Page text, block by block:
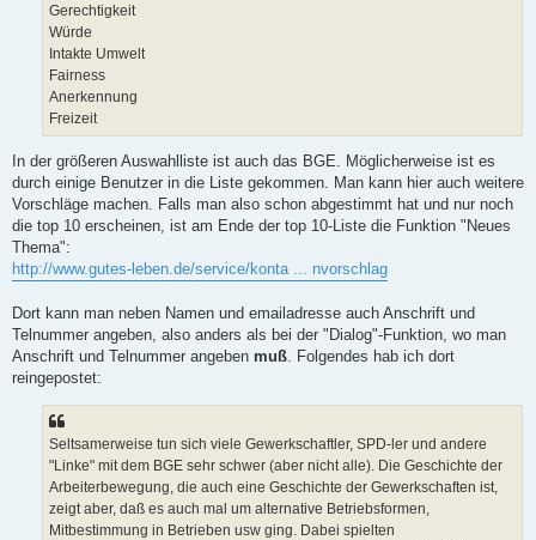
Gerechtigkeit
Würde
Intakte Umwelt
Fairness
Anerkennung
Freizeit
In der größeren Auswahlliste ist auch das BGE. Möglicherweise ist es
durch einige Benutzer in die Liste gekommen. Man kann hier auch weitere
Vorschläge machen. Falls man also schon abgestimmt hat und nur noch
die top 10 erscheinen, ist am Ende der top 10-Liste die Funktion "Neues
Thema":
http://www.gutes-leben.de/service/konta ... nvorschlag
Dort kann man neben Namen und emailadresse auch Anschrift und
Telnummer angeben, also anders als bei der "Dialog"-Funktion, wo man
Anschrift und Telnummer angeben muß. Folgendes hab ich dort
reingepostet:
Seltsamerweise tun sich viele Gewerkschaftler, SPD-ler und andere
"Linke" mit dem BGE sehr schwer (aber nicht alle). Die Geschichte der
Arbeiterbewegung, die auch eine Geschichte der Gewerkschaften ist,
zeigt aber, daß es auch mal um alternative Betriebsformen,
Mitbestimmung in Betrieben usw ging. Dabei spielten